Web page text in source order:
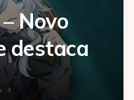
Novo
destaca